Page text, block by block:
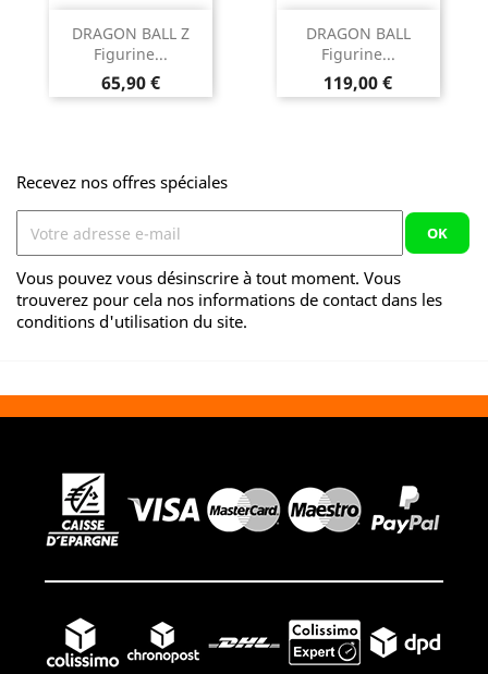
DRAGON BALL Z
Figurine...
Prix
65,90 €
DRAGON BALL
Figurine...
Prix
119,00 €
Recevez nos offres spéciales
Vous pouvez vous désinscrire à tout moment. Vous
trouverez pour cela nos informations de contact dans les
conditions d'utilisation du site.